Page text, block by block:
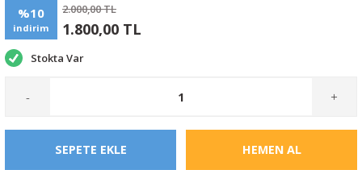
%10
indirim
2.000,00 TL
1.800,00 TL
Stokta Var
- +
SEPETE EKLE HEMEN AL